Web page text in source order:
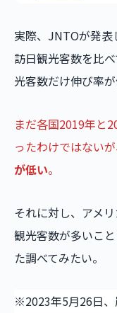
実際、JNTOが発
訪日観光客数を比
光客数だけ伸び率が
まだ各国2019年と
ったわけではない
が低い。
それに対し、アメ
観光客数が多いこ
た調べてみたい。
※2023年5月26日、